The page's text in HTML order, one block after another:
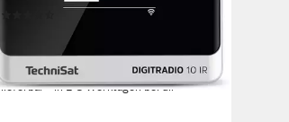
UVP
mtl. in 12 Raten
-19%
lieferbar - in 2-3 Werktagen bei dir